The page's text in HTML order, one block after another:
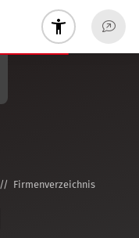
Firmenverzeichnis